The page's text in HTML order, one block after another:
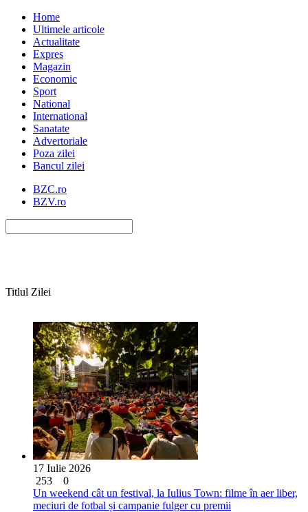
Home
Ultimele articole
Actualitate
Expres
Magazin
Economic
Sport
National
International
Sanatate
Advertoriale
Poza zilei
Bancul zilei
BZC.ro
BZV.ro
Titlul Zilei
17 Iulie 2026
253
0
Un weekend cât un festival, la Iulius Town: filme în aer liber,
meciuri de fotbal și campanie fulger cu premii